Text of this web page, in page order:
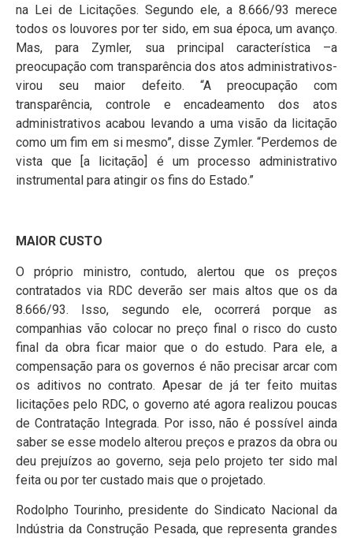
na Lei de Licitações. Segundo ele, a 8.666/93 merece
todos os louvores por ter sido, em sua época, um avanço.
Mas, para Zymler, sua principal característica –a
preocupação com transparência dos atos administrativos-
virou seu maior defeito. “A preocupação com
transparência, controle e encadeamento dos atos
administrativos acabou levando a uma visão da licitação
como um fim em si mesmo”, disse Zymler. “Perdemos de
vista que [a licitação] é um processo administrativo
instrumental para atingir os fins do Estado.”
MAIOR CUSTO
O próprio ministro, contudo, alertou que os preços
contratados via RDC deverão ser mais altos que os da
8.666/93. Isso, segundo ele, ocorrerá porque as
companhias vão colocar no preço final o risco do custo
final da obra ficar maior que o do estudo. Para ele, a
compensação para os governos é não precisar arcar com
os aditivos no contrato. Apesar de já ter feito muitas
licitações pelo RDC, o governo até agora realizou poucas
de Contratação Integrada. Por isso, não é possível ainda
saber se esse modelo alterou preços e prazos da obra ou
deu prejuízos ao governo, seja pelo projeto ter sido mal
feita ou por ter custado mais que o projetado.
Rodolpho Tourinho, presidente do Sindicato Nacional da
Indústria da Construção Pesada, que representa grandes